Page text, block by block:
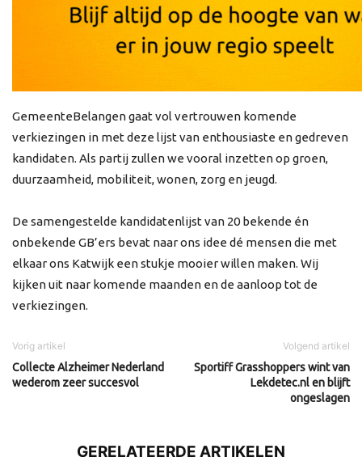
GemeenteBelangen gaat vol vertrouwen komende
verkiezingen in met deze lijst van enthousiaste en gedreven
kandidaten. Als partij zullen we vooral inzetten op groen,
duurzaamheid, mobiliteit, wonen, zorg en jeugd.
De samengestelde kandidatenlijst van 20 bekende én
onbekende GB’ers bevat naar ons idee dé mensen die met
elkaar ons Katwijk een stukje mooier willen maken. Wij
kijken uit naar komende maanden en de aanloop tot de
verkiezingen.
Vorig artikel
Collecte Alzheimer Nederland
wederom zeer succesvol
Volgend artikel
Sportiff Grasshoppers wint van
Lekdetec.nl en blijft
ongeslagen
GERELATEERDE ARTIKELEN